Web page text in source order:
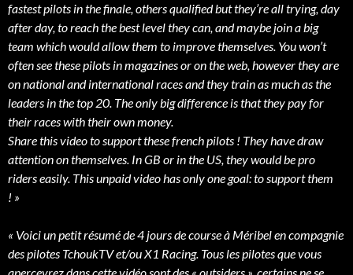
fastest pilots in the finale, others qualified but they’re all trying, day
after day, to reach the best level they can, and maybe join a big
team which would allow them to improve themselves. You won’t
often see these pilots in magazines or on the web, however they are
on national and international races and they train as much as the
leaders in the top 20. The only big difference is that they pay for
their races with their own money.
Share this video to support these french pilots ! They have draw
attention on themselves. In GB or in the US, they would be pro
riders easily. This unpaid video has only one goal: to support them
! »
« Voici un petit résumé de 4 jours de course à Méribel en compagnie
des pilotes TchoukTV et/ou X1 Racing. Tous les pilotes que vous